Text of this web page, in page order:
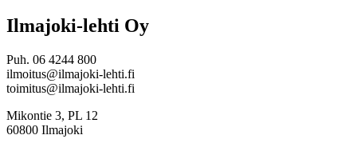
Ilmajoki-lehti Oy
Puh. 06 4244 800
ilmoitus@ilmajoki-lehti.fi
toimitus@ilmajoki-lehti.fi
Mikontie 3, PL 12
60800 Ilmajoki